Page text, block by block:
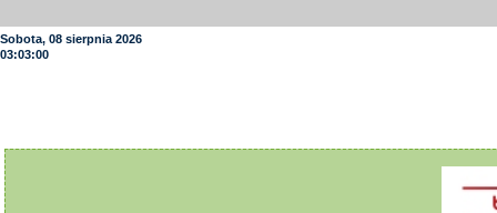
Sobota, 08 sierpnia 2026
03:03:01